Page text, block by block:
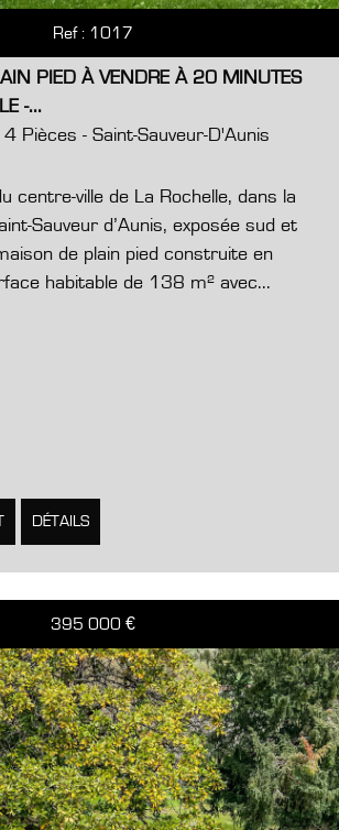
Ref : 1017
PIED À VENDRE À 20 MINUTES
-...
Pièces - Saint-Sauveur-D'Aunis
centre-ville de La Rochelle, dans la
Sauveur d’Aunis, exposée sud et
de plain pied construite en
habitable de 138 m² avec...
DÉTAILS
395 000 €